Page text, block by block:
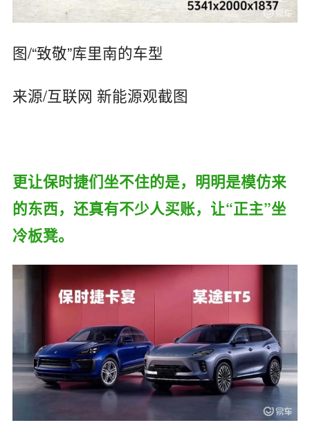
图/“致敬”库里南的车型
来源/互联网 新能源观截图
更让保时捷们坐不住的是，明明是模仿来
的东西，还真有不少人买账，让“正主”坐
冷板凳。